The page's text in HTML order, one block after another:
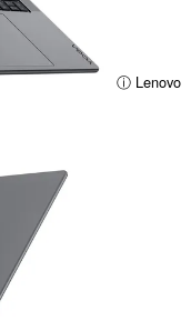
ⓘ Lenovo